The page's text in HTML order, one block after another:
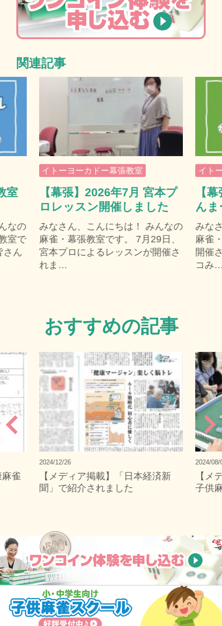
関連記事
室
なの
室で
さん
イトーヨーカドー幕張教室
【幕張】2026年7月 宮本プ
ロレッスン開催しました
みなさん、こんにちは！ みんなの
麻雀・幕張教室です。 7月29日、
宮本プロによるレッスンが開催さ
れま…
イト
【
んま
みな
麻雀
開催
コみ
おすすめの記事
雀
2024/12/26
【メディア掲載】「日本経済新
聞」で紹介されました
2024/08/
【メ
子供